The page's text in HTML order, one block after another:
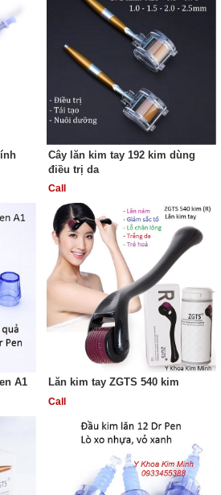
Cây lăn kim tay 192 kim dùng
điều trị da
Call
A1 Lăn kim tay ZGTS 540 kim
Call